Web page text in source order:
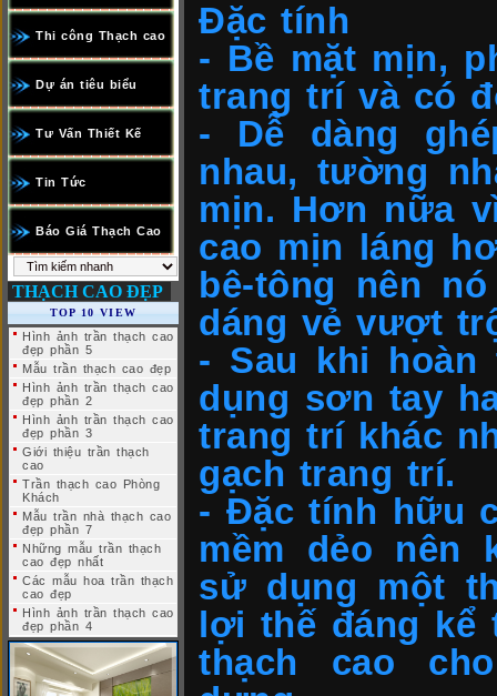
Thi công Thạch cao
Dự án tiêu biểu
Tư Vấn Thiết Kế
Tin Tức
Báo Giá Thạch Cao
THẠCH CAO ĐẸP
TOP 10 VIEW
Hình ảnh trần thạch cao
đẹp phần 5
Mẫu trần thạch cao đẹp
Hình ảnh trần thạch cao
đẹp phần 2
Hình ảnh trần thạch cao
đẹp phần 3
Giới thiệu trần thạch
cao
Trần thạch cao Phòng
Khách
Mẫu trần nhà thạch cao
đẹp phần 7
Những mẫu trần thạch
cao đẹp nhất
Các mẫu hoa trần thạch
cao đẹp
Hình ảnh trần thạch cao
đẹp phần 4
Đặc tính
- Bề mặt mịn,
trang trí và có
- Dễ dàng
nhau, tường
mịn. Hơn nữa
cao mịn láng
bê-tông nên
dáng vẻ vượt
- Sau khi
dụng sơn tay
trang trí khác
gạch trang trí.
- Đặc tính hữu
mềm dẻo nên
sử dụng một
lợi thế đáng
thạch cao